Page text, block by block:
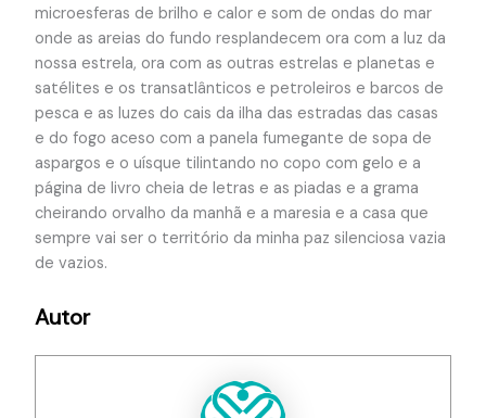
microesferas de brilho e calor e som de ondas do mar
onde as areias do fundo resplandecem ora com a luz da
nossa estrela, ora com as outras estrelas e planetas e
satélites e os transatlânticos e petroleiros e barcos de
pesca e as luzes do cais da ilha das estradas das casas
e do fogo aceso com a panela fumegante de sopa de
aspargos e o uísque tilintando no copo com gelo e a
página de livro cheia de letras e as piadas e a grama
cheirando orvalho da manhã e a maresia e a casa que
sempre vai ser o território da minha paz silenciosa vazia
de vazios.
Autor